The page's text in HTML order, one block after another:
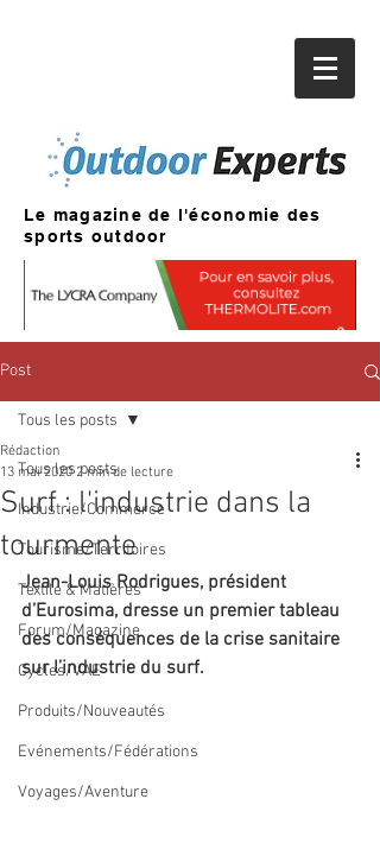
Le magazine de l'économie des
sports outdoor
Post
Tous les posts
Industrie/Commerce
Tourisme/Territoires
Textile & Matières
Forum/Magazine
Cycles/VAE
Produits/Nouveautés
Evénements/Fédérations
Voyages/Aventure
Tous les posts
Surf : l'industrie dans la
tourmente
Rédaction
13 mai 2020 2 min de lecture
Jean-Louis Rodrigues, président
d’Eurosima, dresse un premier tableau
des conséquences de la crise sanitaire
sur l’industrie du surf.